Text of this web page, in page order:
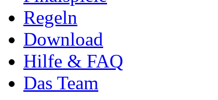
Regeln
Download
Hilfe & FAQ
Das Team